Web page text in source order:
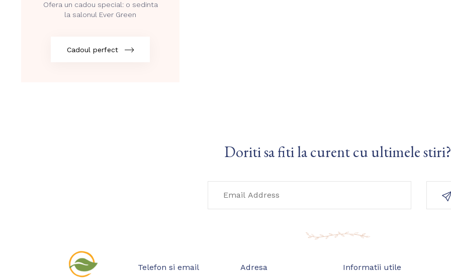
Ofera un cadou special: o sedinta
la salonul Ever Green
Cadoul perfect
Doriti sa fiti la curent cu ultimele stiri?
Telefon si email Adresa Informatii utile